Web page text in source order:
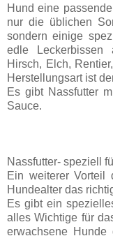
Hund eine
nur die üblichen
sondern einige
edle Leckerbissen
Hirsch, Elch,
Herstellungsart ist
Es gibt Nassfutter
Sauce.
Nassfutter- speziell
Ein weiterer Vorteil
Hundealter das
Es gibt ein
alles Wichtige für
erwachsene